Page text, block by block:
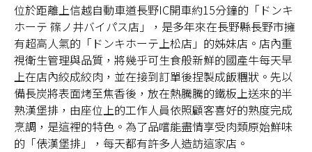
位於距離上信越自動車道長野IC開車約15分鐘的「ドンキ
ホーテ 篠ノ井バイパス店」，是多年來在長野縣長野市擁
有超高人氣的「ドンキホーテ上松店」的姊妹店。店內重
視衛生管理與品質，將幾乎可生食般新鮮的國產牛每天早
上在店內絞成絞肉，並在接到訂單後捏製成飯糰狀。先以
備長炭將表面烤至焦香後，放在熱騰騰的鐵板上送來的半
熟漢堡排，由座位上的工作人員依照顧客喜好的熟度完成
烹調，是這裡的特色。為了品嚐能盡情享受肉類原始鮮味
的「俵漢堡排」，每天都有許多人造訪這家店。